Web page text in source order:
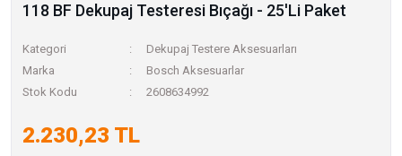
118 BF Dekupaj Testeresi Bıçağı - 25'Li Paket
Kategori
Dekupaj Testere Aksesuarları
Marka
Bosch Aksesuarlar
Stok Kodu
2608634992
2.230,23 TL